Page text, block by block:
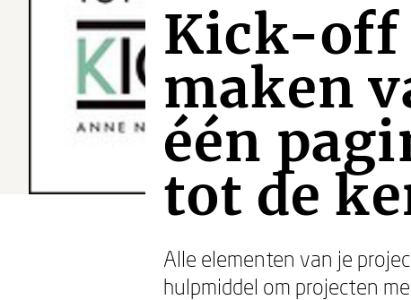
Kick-off
maken
één
tot de
Alle elementen van je
hulpmiddel om projecten